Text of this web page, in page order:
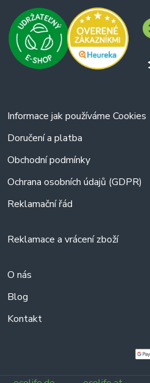
Informace jak používáme Cookies
Doručení a platba
Obchodní podmínky
Ochrana osobních údajů (GDPR)
Reklamační řád
Reklamace a vrácení zboží
O nás
Blog
Kontakt